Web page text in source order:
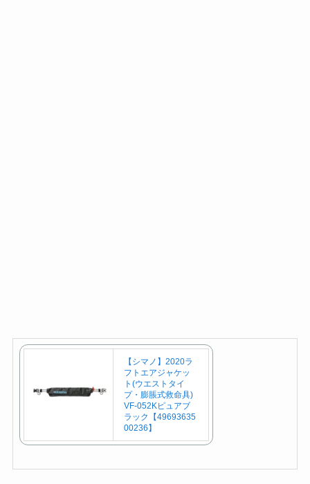
【シマノ】2020ラ
フトエアジャケッ
ト(ウエストタイ
プ・膨脹式救命具)
VF-052Kピュアブ
ラック【49693635
00236】